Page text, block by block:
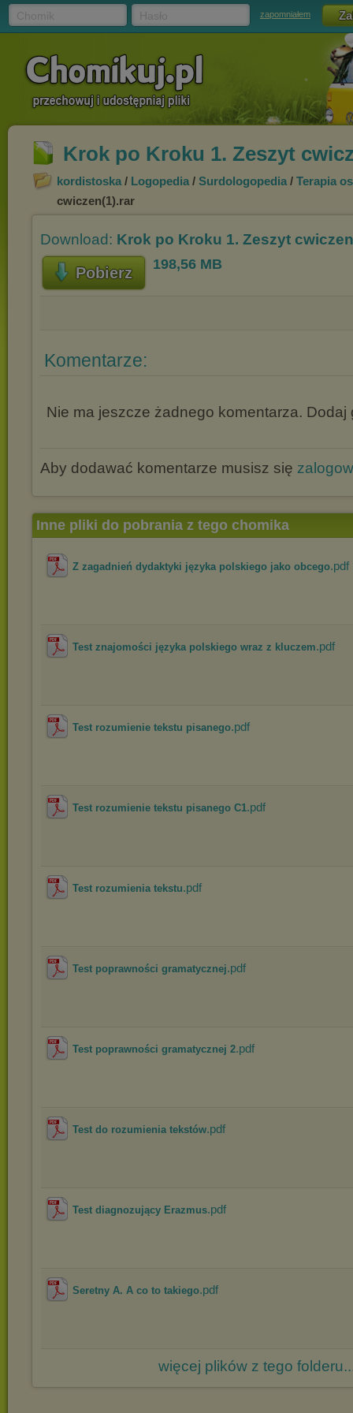
zapomniałem
Krok po Kroku 1. Zeszyt
kordistoska / Logopedia / Surdologopedia / Terapia
cwiczen(1).rar
Download: Krok po Kroku 1. Zeszyt
Pobierz 198,56 MB
Komentarze:
Nie ma jeszcze żadnego komentarza. Dodaj
Aby dodawać komentarze musisz się
Inne pliki do pobrania z tego chomika
Z zagadnień dydaktyki języka polskiego jako obcego.pdf
Test znajomości języka polskiego wraz z kluczem.pdf
Test rozumienie tekstu pisanego.pdf
Test rozumienie tekstu pisanego C1.pdf
Test rozumienia tekstu.pdf
Test poprawności gramatycznej.pdf
Test poprawności gramatycznej 2.pdf
Test do rozumienia tekstów.pdf
Test diagnozujący Erazmus.pdf
Seretny A. A co to takiego.pdf
więcej plików z tego